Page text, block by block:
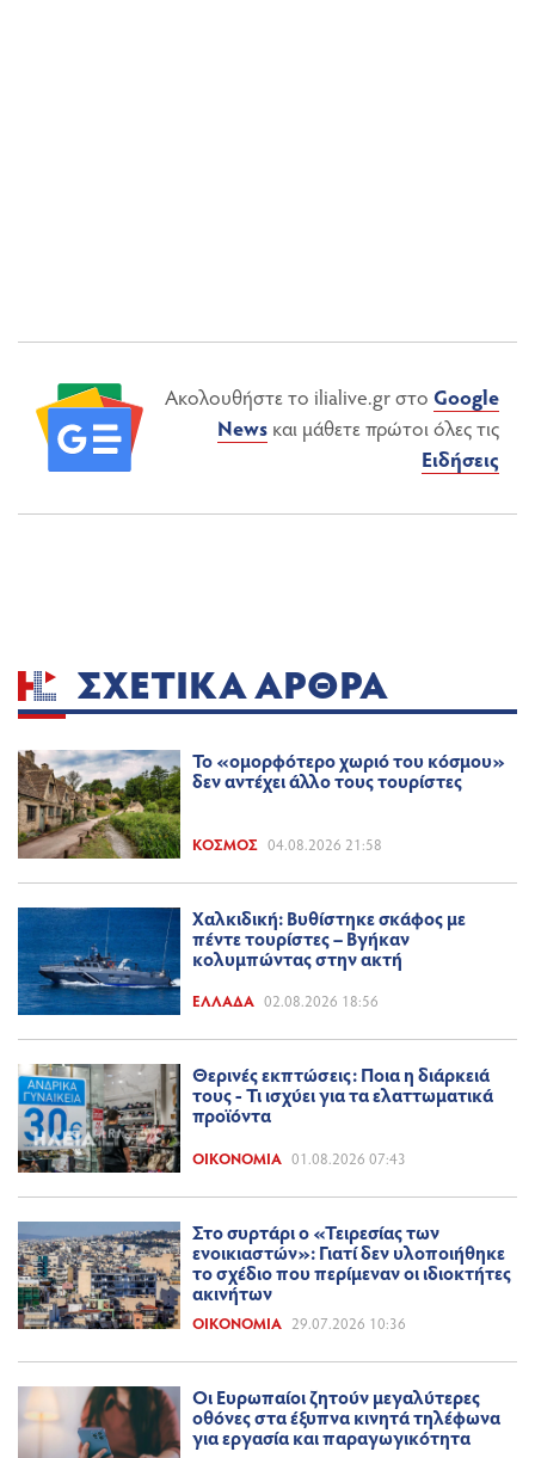
Ακολουθήστε το ilialive.gr στο Google
News και μάθετε πρώτοι όλες τις
Ειδήσεις
ΣΧΕΤΙΚΆ ΆΡΘΡΑ
Το «ομορφότερο χωριό του κόσμου»
δεν αντέχει άλλο τους τουρίστες
ΚΌΣΜΟΣ 04.08.2026 21:58
Χαλκιδική: Βυθίστηκε σκάφος με
πέντε τουρίστες – Βγήκαν
κολυμπώντας στην ακτή
ΕΛΛΆΔΑ 02.08.2026 18:56
Θερινές εκπτώσεις: Ποια η διάρκειά
τους - Τι ισχύει για τα ελαττωματικά
προϊόντα
ΟΙΚΟΝΟΜΊΑ 01.08.2026 07:43
Στο συρτάρι ο «Τειρεσίας των
ενοικιαστών»: Γιατί δεν υλοποιήθηκε
το σχέδιο που περίμεναν οι ιδιοκτήτες
ακινήτων
ΟΙΚΟΝΟΜΊΑ 29.07.2026 10:36
Οι Ευρωπαίοι ζητούν μεγαλύτερες
οθόνες στα έξυπνα κινητά τηλέφωνα
για εργασία και παραγωγικότητα